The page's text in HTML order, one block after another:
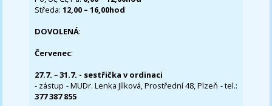
Středa:12,00 – 16,00hod
DOVOLENÁ:
Červenec:
27.7.–31.7. - sestřička v ordinaci
- zástup - MUDr. Lenka Jílková, Prostřední 48, Plzeň - tel.:
377 387 855